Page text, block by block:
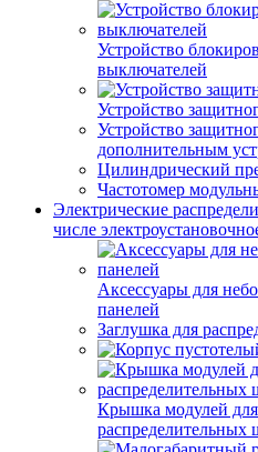
Устройство
выключателей
Устройство
Устройство
дополнительным
Цилиндрический
Частотомер
Электрические
числе
Аксессуары для
панелей
Заглушка для
Крышка модулей
распределительных